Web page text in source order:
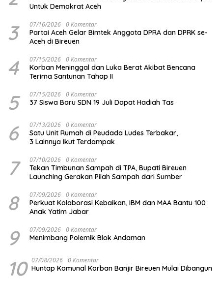
Untuk Demokrat Aceh
3 07/16/2026 0 Komentar
Partai Aceh Gelar Bimtek Anggota DPRA dan DPRK se-
Aceh di Bireuen
4 07/15/2026 0 Komentar
Korban Meninggal dan Luka Berat Akibat Bencana
Terima Santunan Tahap II
5 07/15/2026 0 Komentar
37 Siswa Baru SDN 19 Juli Dapat Hadiah Tas
6 07/13/2026 0 Komentar
Satu Unit Rumah di Peudada Ludes Terbakar,
3 Lainnya Ikut Terdampak
7 07/10/2026 0 Komentar
Tekan Timbunan Sampah di TPA, Bupati Bireuen
Launching Gerakan Pilah Sampah dari Sumber
8 07/09/2026 0 Komentar
Perkuat Kolaborasi Kebaikan, IBM dan MAA Bantu 100
Anak Yatim Jabar
9 07/09/2026 0 Komentar
Menimbang Polemik Blok Andaman
10 07/08/2026 0 Komentar
Huntap Komunal Korban Banjir Bireuen Mulai Dibangun